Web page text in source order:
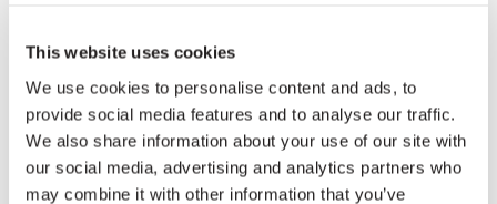
This website uses cookies
We use cookies to personalise content and ads, to
provide social media features and to analyse our traffic.
We also share information about your use of our site with
our social media, advertising and analytics partners who
may combine it with other information that you’ve
HARTELIJK DANK AAN ONZE DONATEURS
DELL AVO RICARDO €10